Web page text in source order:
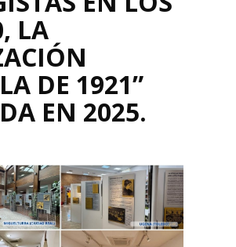
LA
DE 1921”
EN 2025.